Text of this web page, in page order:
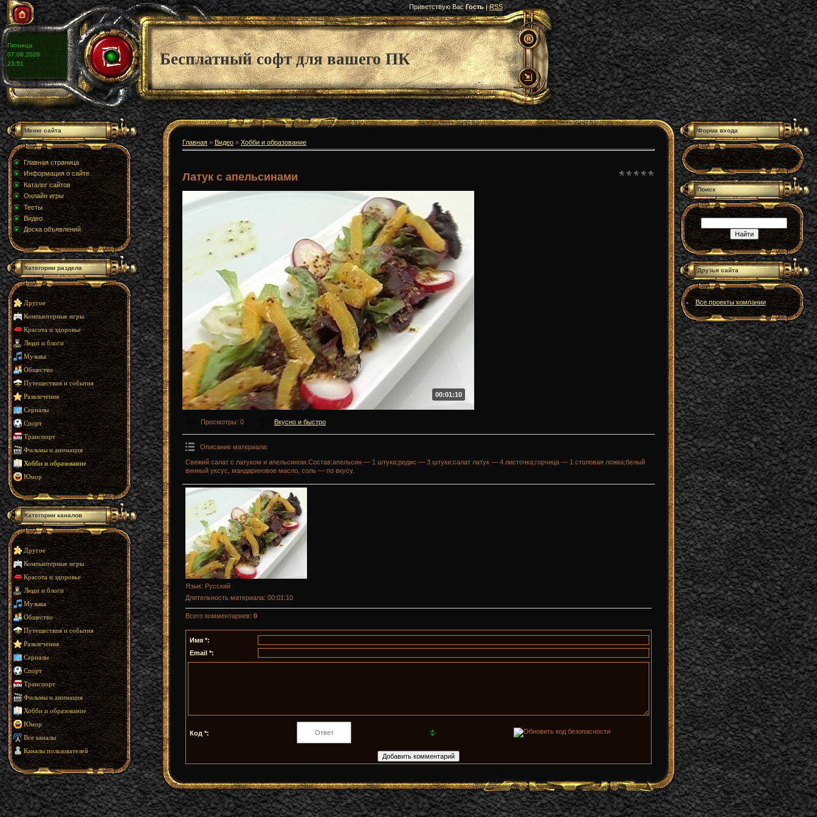
Приветствую Вас Гость|RSS
Пятница
07.08.2026
23:51
Бесплатный софт для вашего ПК
Меню сайта
Главная страница
Информация о сайте
Каталог сайтов
Онлайн игры
Тесты
Видео
Доска объявлений
Категории раздела
Другое
Компьютерные игры
Красота и здоровье
Люди и блоги
Музыка
Общество
Путешествия и события
Развлечения
Сериалы
Спорт
Транспорт
Фильмы и анимация
Хобби и образование
Юмор
Категории каналов
Другое
Компьютерные игры
Красота и здоровье
Люди и блоги
Музыка
Общество
Путешествия и события
Развлечения
Сериалы
Спорт
Транспорт
Фильмы и анимация
Хобби и образование
Юмор
Все каналы
Каналы пользователей
Главная » Видео » Хобби и образование
Латук с апельсинами
00:01:10
Просмотры: 0 Вкусно и быстро
Описание материала:
Свежий салат с латуком и апельсином.Состав:апельсин — 1 штука;редис — 3 штуки;салат латук — 4 листочка;горчица — 1 столовая ложка;белый
винный уксус, мандариновое масло, соль — по вкусу.
Язык: Русский
Длительность материала: 00:01:10
Всего комментариев: 0
Имя *:
Email *:
Код *:
Форма входа
Поиск
Друзья сайта
Все проекты компании